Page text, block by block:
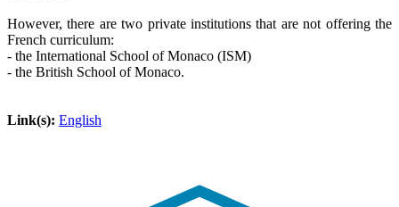
However, there are two private institutions that are not offering the
French curriculum:
- the International School of Monaco (ISM)
- the British School of Monaco.
Link(s): English